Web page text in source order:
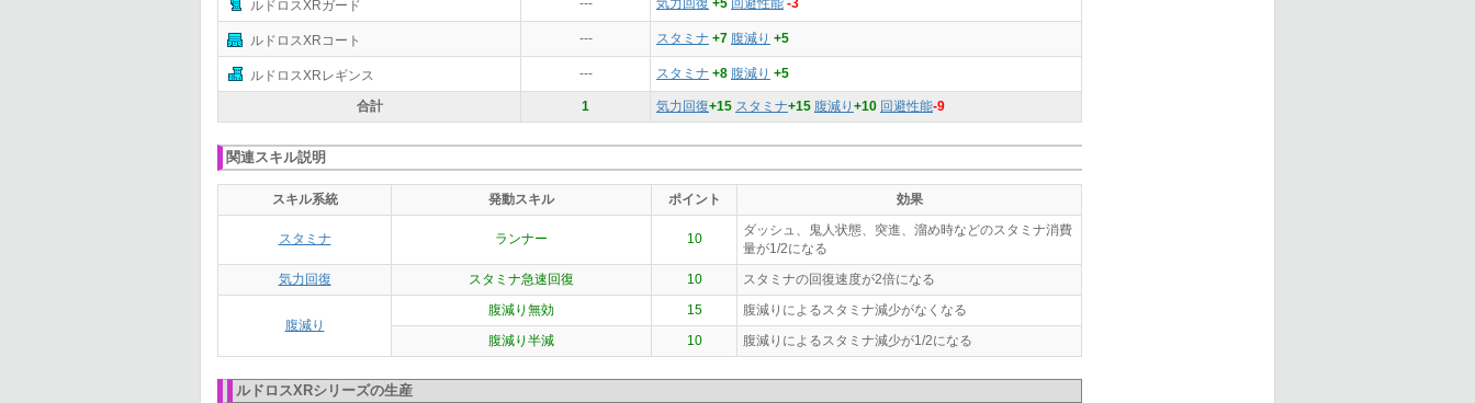
ルドロスXRガード --- 気力回復 +5 回避性能 -3
ルドロスXRコート --- スタミナ +7 腹減り +5
ルドロスXRレギンス --- スタミナ +8 腹減り +5
合計 1 気力回復+15 スタミナ+15 腹減り +10 回避性能-9
関連スキル説明
スキル系統 発動スキル ポイント 効果
スタミナ ランナー 10
ダッシュ、鬼人状態、突進、溜め時などのスタミナ消費
量が1/2になる
気力回復
スタミナ急速回復 10 スタミナの回復速度が2倍になる
腹減り
腹減り無効 15
腹減りによるスタミナ減少がなくなる
腹減り半減
10 腹減りによるスタミナ減少が1/2になる
ルドロスXRシリーズの生産